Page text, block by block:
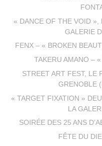
« DANCE OF THE VOID »,
GALERIE
FENX – « BROKEN
TAKERU AMANO –
STREET ART FEST, LE
GRENOBLE
« TARGET FIXATION »
LA
SOIRÉE DES 25 ANS
FÊTE DU